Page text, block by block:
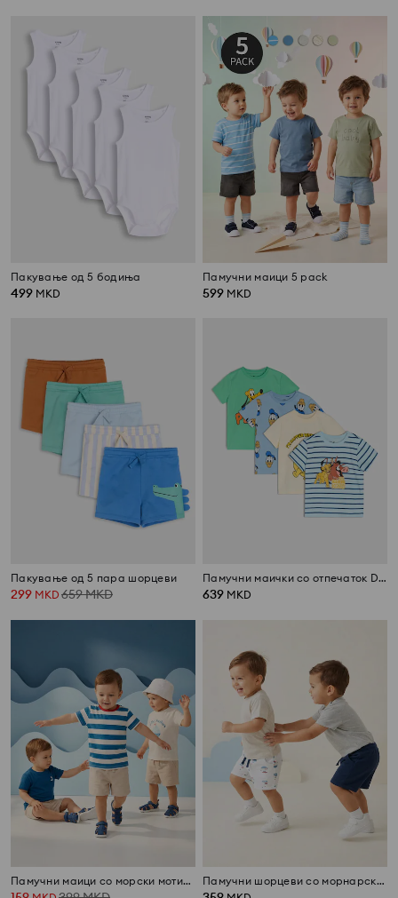
Пакување од 5 бодиња
499 MKD
Памучни маици 5 pack
599 MKD
Пакување од 5 пара шорцеви
299 MKD 659MKD
Памучни маички со отпечаток Disney
639 MKD
Памучни маици со морски мотив 3 pack Памучни шорцеви со морнарски мотив, сет 2 парчиња